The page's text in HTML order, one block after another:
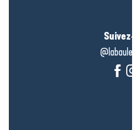
Suivez-